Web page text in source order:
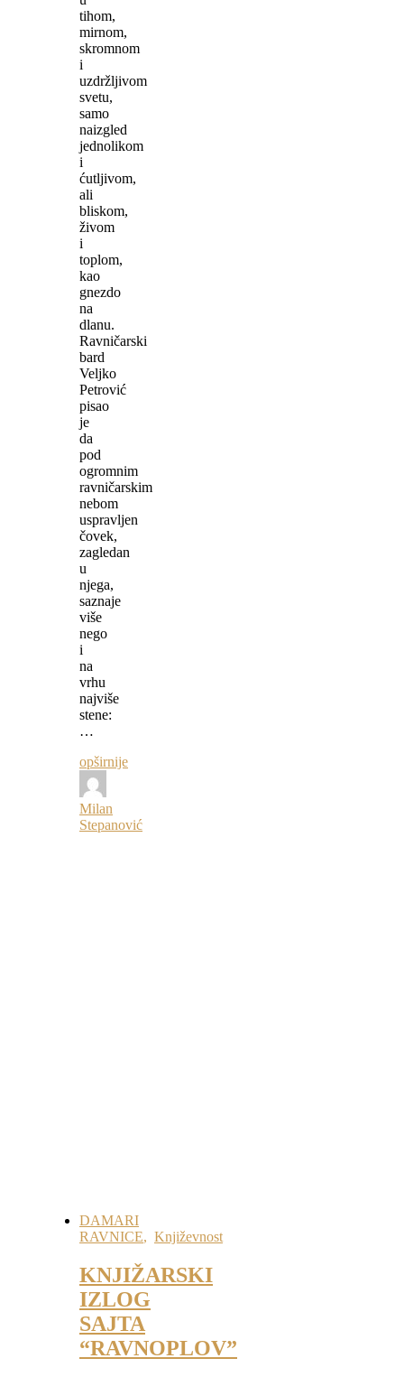
tihom,
mirnom,
skromnom
i
uzdržljivom
svetu,
samo
naizgled
jednolikom
i
ćutljivom,
ali
bliskom,
živom
i
toplom,
kao
gnezdo
na
dlanu.
Ravničarski
bard
Veljko
Petrović
pisao
je
da
pod
ogromnim
ravničarskim
nebom
uspravljen
čovek,
zagledan
u
njega,
saznaje
više
nego
i
na
vrhu
najviše
stene:
…
opširnije
Milan
Stepanović
DAMARI
RAVNICE, Književnost
KNJIŽARSKI
IZLOG
SAJTA
“RAVNOPLOV”